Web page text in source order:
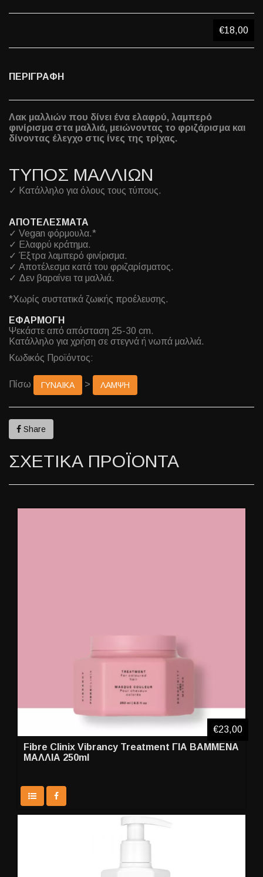
€18,00
ΠΕΡΙΓΡΑΦΗ
Λακ μαλλιών που δίνει ένα ελαφρύ, λαμπερό
φινίρισμα στα μαλλιά, μειώνοντας το φριζάρισμα και
δίνοντας έλεγχο στις ίνες της τρίχας.
ΤΥΠΟΣ ΜΑΛΛΙΩΝ
✓ Κατάλληλο για όλους τους τύπους.
ΑΠΟΤΕΛΕΣΜΑΤΑ
✓ Vegan φόρμουλα.*
✓ Ελαφρύ κράτημα.
✓ Έξτρα λαμπερό φινίρισμα.
✓ Αποτέλεσμα κατά του φριζαρίσματος.
✓ Δεν βαραίνει τα μαλλιά.
*Χωρίς συστατικά ζωικής προέλευσης.
ΕΦΑΡΜΟΓΗ
Ψεκάστε από απόσταση 25-30 cm.
Κατάλληλο για χρήση σε στεγνά ή νωπά μαλλιά.
Κωδικός Προϊόντος:
Πίσω ΓΥΝΑΙΚΑ > ΛΑΜΨΗ
Share
ΣΧΕΤΙΚΑ ΠΡΟΪΟΝΤΑ
Fibre Clinix Vibrancy Treatment ΓΙΑ ΒΑΜΜΕΝΑ
ΜΑΛΛΙΑ 250ml
€23,00